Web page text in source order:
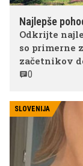
Najlepše
Odkrijte
so primerne
začetnikov
0
SLOVENIJA